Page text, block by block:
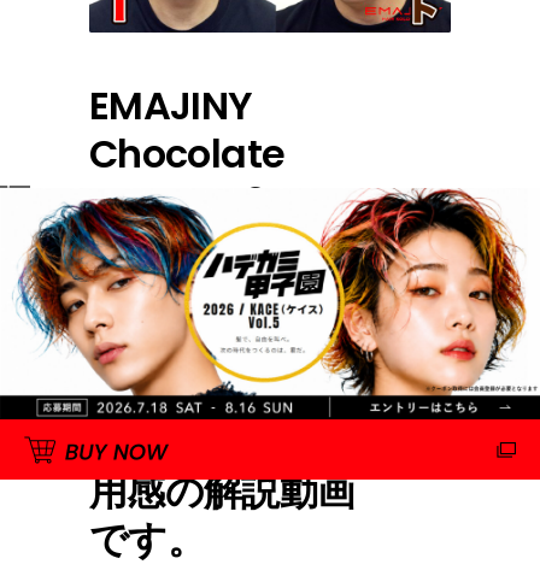
EMAJINY
Chocolate
Brown C27 エマ
ジニーチョコレ
ートブラウンヘ
アカラーワック
スの使用方法
（使い方）、使
用感の解説動画
です。